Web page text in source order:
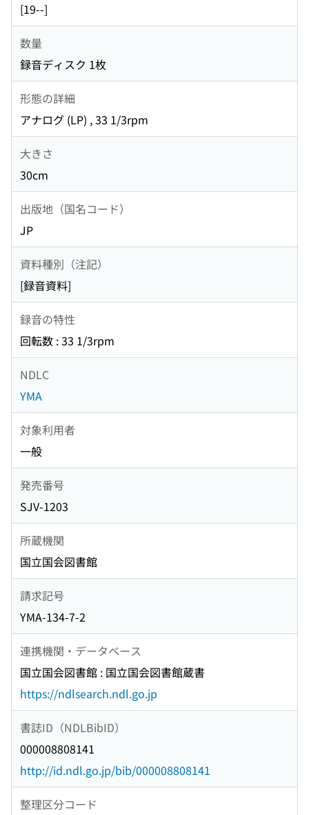
[19--]
数量
録音ディスク 1枚
形態の詳細
アナログ (LP) , 33 1/3rpm
大きさ
30cm
出版地（国名コード）
JP
資料種別（注記）
[録音資料]
録音の特性
回転数 : 33 1/3rpm
NDLC
YMA
対象利用者
一般
発売番号
SJV-1203
所蔵機関
国立国会図書館
請求記号
YMA-134-7-2
連携機関・データベース
国立国会図書館 : 国立国会図書館蔵書
https://ndlsearch.ndl.go.jp
書誌ID（NDLBibID）
000008808141
http://id.ndl.go.jp/bib/000008808141
整理区分コード